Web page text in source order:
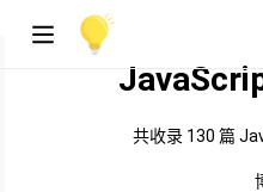
共收录 130 篇